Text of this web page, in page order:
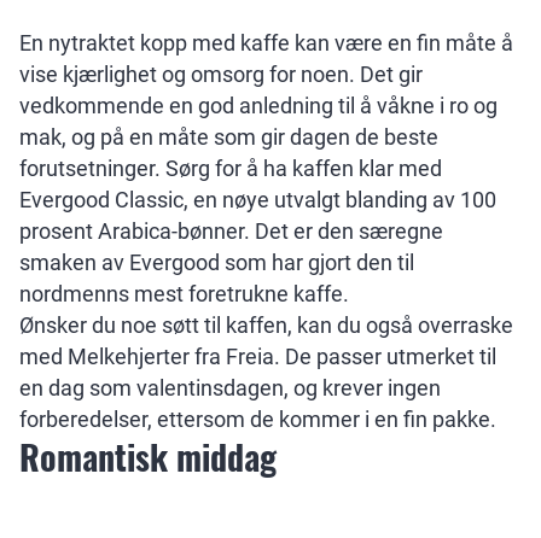
En nytraktet kopp med kaffe kan være en fin måte å
vise kjærlighet og omsorg for noen. Det gir
vedkommende en god anledning til å våkne i ro og
mak, og på en måte som gir dagen de beste
forutsetninger. Sørg for å ha kaffen klar med
Evergood Classic, en nøye utvalgt blanding av 100
prosent Arabica-bønner. Det er den særegne
smaken av Evergood som har gjort den til
nordmenns mest foretrukne kaffe.
Ønsker du noe søtt til kaffen, kan du også overraske
med Melkehjerter fra Freia. De passer utmerket til
en dag som valentinsdagen, og krever ingen
forberedelser, ettersom de kommer i en fin pakke.
Romantisk middag